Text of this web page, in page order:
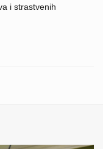
i strastvenih